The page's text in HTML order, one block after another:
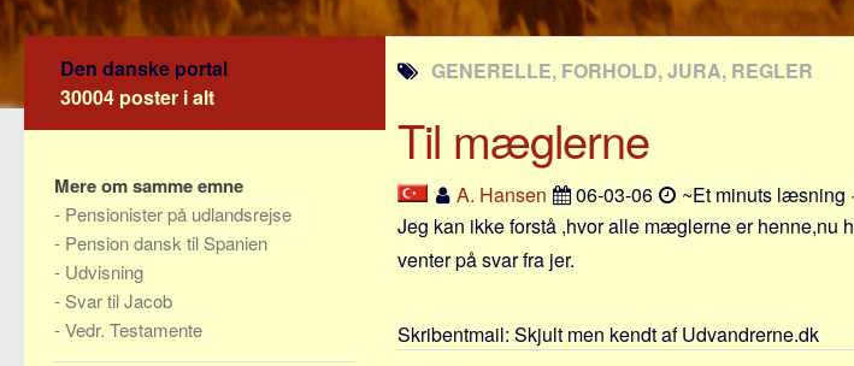
GENERELLE, FORHOLD, JURA, REGLER
Til mæglerne
A. Hansen 06-03-06
~Et minuts læsning
Jeg kan ikke forstå ,hvor alle mæglerne er henne,nu
venter på svar fra jer.
Skribentmail: Skjult men kendt af Udvandrerne.dk
Den danske portal
30004 poster i alt
Mere om samme emne
- Pensionister på udlandsrejse
- Pension dansk til Spanien
- Udvisning
- Svar til Jacob
-Vedr. Testamente